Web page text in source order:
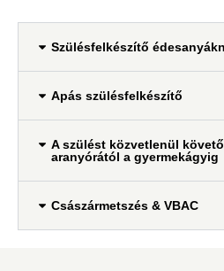
Szülésfelkészítő
Apás szülésfelkészítő
A szülést közvetlenül
aranyórától a gyermekágyig
Császármetszés & VBAC